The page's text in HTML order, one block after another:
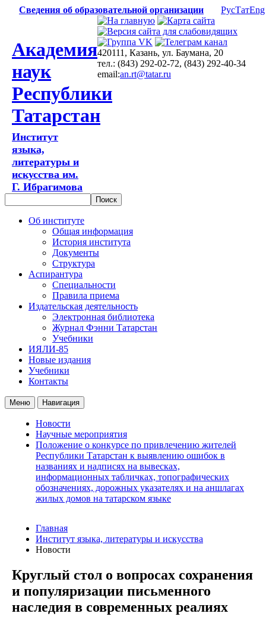
Сведения об образовательной организации РусТатEng
Академия
наук
Республики
Татарстан
Институт
языка,
литературы и
искусства им.
Г. Ибрагимова
420111, Казань, ул. Баумана, 20
тел.: (843) 292-02-72, (843) 292-40-34
email:an.rt@tatar.ru
Об институте
Общая информация
История института
Документы
Структура
Аспирантура
Специальности
Правила приема
Издательская деятельность
Электронная библиотека
Журнал Фэнни Татарстан
Учебники
ИЯЛИ-85
Новые издания
Учебники
Контакты
Меню Навигация
Новости
Научные мероприятия
Положение о конкурсе по привлечению жителей
Республики Татарстан к выявлению ошибок в
названиях и надписях на вывесках,
информационных табличках, топографических
обозначениях, дорожных указателях и на аншлагах
жилых домов на татарском языке
Главная
Институт языка, литературы и искусства
Новости
Круглый стол о вопросах сохранения
и популяризации письменного
наследия в современных реалиях